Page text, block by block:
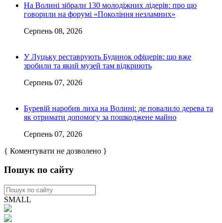
На Волині зібрали 130 молодіжних лідерів: про що
говорили на форумі «Покоління незламних»
Серпень 08, 2026
У Луцьку реставрують Будинок офіцерів: що вже
зробили та який музей там відкриють
Серпень 07, 2026
Буревій наробив лиха на Волині: де повалило дерева та
як отримати допомогу за пошкоджене майно
Серпень 07, 2026
{ Коментувати не дозволено }
Пошук по сайту
SMALL